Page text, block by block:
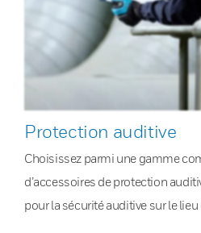
Protection auditive
Choisissez parmi une gamme
d’accessoires de protection
pour la sécurité auditive sur le lieu